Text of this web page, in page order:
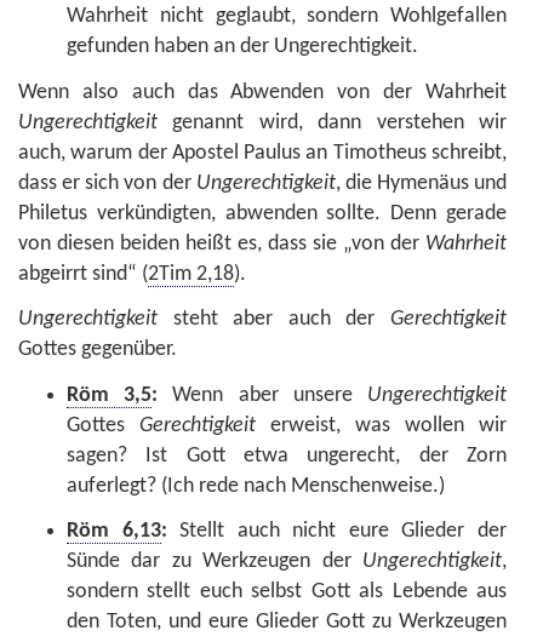
Wahrheit nicht geglaubt, sondern Wohlgefallen
gefunden haben an der Ungerechtigkeit.
Wenn also auch das Abwenden von der Wahrheit
Ungerechtigkeit genannt wird, dann verstehen wir
auch, warum der Apostel Paulus an Timotheus schreibt,
dass er sich von der Ungerechtigkeit, die Hymenäus und
Philetus verkündigten, abwenden sollte. Denn gerade
von diesen beiden heißt es, dass sie „von der Wahrheit
abgeirrt sind“ (2Tim 2,18).
Ungerechtigkeit steht aber auch der Gerechtigkeit
Gottes gegenüber.
Röm 3,5: Wenn aber unsere Ungerechtigkeit
Gottes Gerechtigkeit erweist, was wollen wir
sagen? Ist Gott etwa ungerecht, der Zorn
auferlegt? (Ich rede nach Menschenweise.)
Röm 6,13: Stellt auch nicht eure Glieder der
Sünde dar zu Werkzeugen der Ungerechtigkeit,
sondern stellt euch selbst Gott als Lebende aus
den Toten, und eure Glieder Gott zu Werkzeugen